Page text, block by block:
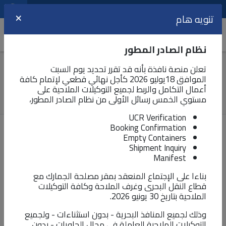
الدعم و المساعدة
التسجيل المسبق للشحنات ACI
ما هو دور وكيل الشحن فى عملية ACI ؟
تم النشر في٢٢-١١-٢٠٢١ ٠٣:٠٩ م أخر تحديث في
27620
شارك :
يحتاج وكيل الشحن الاجنبى الى التسجيل على منصة CargoX
واكمال عملية التحقق من الشركة.
يقوم وكيل الشحن او المكتب تمثيلى فى مصر باصدار رقم
تعريفى Master ACID للشحنة بالبوليصة الكلية على منصة نافذة
تنويه هام ×
نظام الصادر المطور
تعلن منصة نافذة بأنه قد تقرر تحديد يوم السبت
الموافق 18يوليو 2026 كأجل نهائي قطعي لإتمام كافة
أعمال التكامل والربط لجميع التوكيلات الملاحية على
مستوي الخمس رسائل الأولى من نظام الصادر المطور،
UCR Verification
Booking Confirmation
Empty Containers
Shipment Inquiry
Manifest
بناءا على الإجتماع المنعقد بمقر مصلحة الجمارك مع
قطاع النقل البحرى وغرف الملاحة وكافة التوكيلات
الملاحية بتاريخ 30 يونيو 2026.
وذلك لجميع المنافذ البحرية - بدون استثناءات - ولجميع